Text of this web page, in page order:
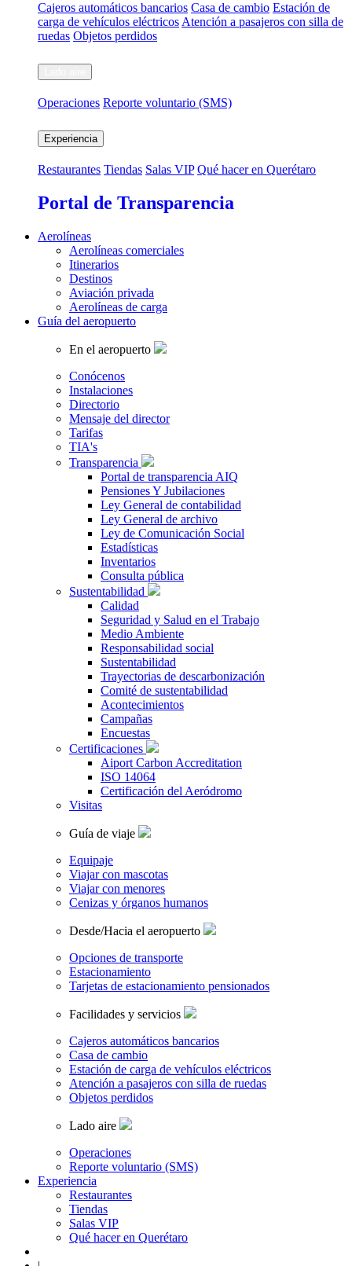
Cajeros automáticos bancarios Casa de cambio Estación de
carga de vehículos eléctricosAtención a pasajeros con silla de
ruedas Objetos perdidos
Operaciones Reporte voluntario (SMS)
Experiencia
Restaurantes Tiendas Salas VIP Qué hacer en Querétaro
Portal de Transparencia
Aerolíneas
Aerolíneas comerciales
Itinerarios
Destinos
Aviación privada
Aerolíneas de carga
Guía del aeropuerto
En el aeropuerto
Conócenos
Instalaciones
Directorio
Mensaje del director
Tarifas
TIA's
Transparencia
Portal de transparencia AIQ
Pensiones Y Jubilaciones
Ley General de contabilidad
Ley General de archivo
Ley de Comunicación Social
Estadísticas
Inventarios
Consulta pública
Sustentabilidad
Calidad
Seguridad y Salud en el Trabajo
Medio Ambiente
Responsabilidad social
Sustentabilidad
Trayectorias de descarbonización
Comité de sustentabilidad
Acontecimientos
Campañas
Encuestas
Certificaciones
Aiport Carbon Accreditation
ISO 14064
Certificación del Aeródromo
Visitas
Guía de viaje
Equipaje
Viajar con mascotas
Viajar con menores
Cenizas y órganos humanos
Desde/Hacia el aeropuerto
Opciones de transporte
Estacionamiento
Tarjetas de estacionamiento pensionados
Facilidades y servicios
Cajeros automáticos bancarios
Casa de cambio
Estación de carga de vehículos eléctricos
Atención a pasajeros con silla de ruedas
Objetos perdidos
Lado aire
Operaciones
Reporte voluntario (SMS)
Experiencia
Restaurantes
Tiendas
Salas VIP
Qué hacer en Querétaro